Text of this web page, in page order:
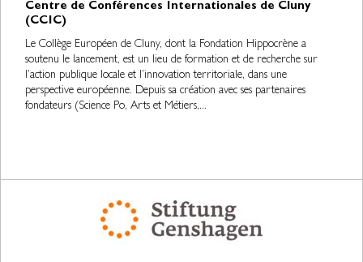
Centre de Conférences Internationales de Cluny
(CCIC)
Le Collège Européen de Cluny, dont la Fondation Hippocrène a
soutenu le lancement, est un lieu de formation et de recherche sur
l’action publique locale et l’innovation territoriale, dans une
perspective européenne. Depuis sa création avec ses partenaires
fondateurs (Science Po, Arts et Métiers,...